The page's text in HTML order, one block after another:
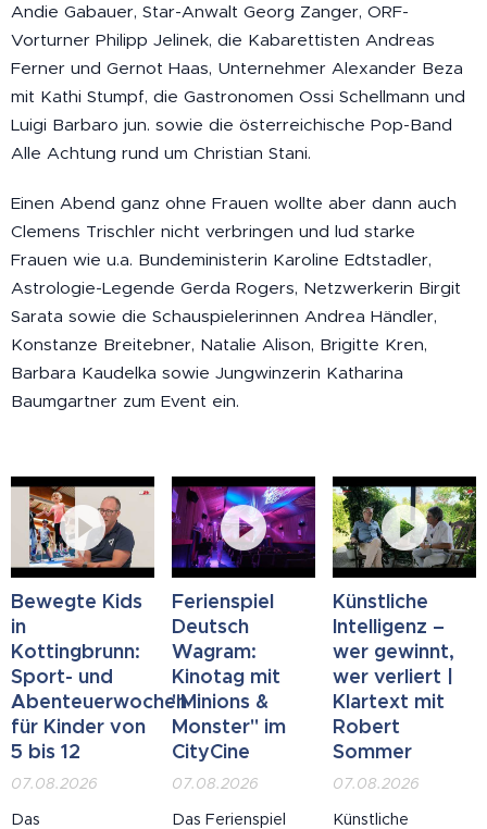
Andie Gabauer, Star-Anwalt Georg Zanger, ORF-
Vorturner Philipp Jelinek, die Kabarettisten Andreas
Ferner und Gernot Haas, Unternehmer Alexander Beza
mit Kathi Stumpf, die Gastronomen Ossi Schellmann und
Luigi Barbaro jun. sowie die österreichische Pop-Band
Alle Achtung rund um Christian Stani.
Einen Abend ganz ohne Frauen wollte aber dann auch
Clemens Trischler nicht verbringen und lud starke
Frauen wie u.a. Bundeministerin Karoline Edtstadler,
Astrologie-Legende Gerda Rogers, Netzwerkerin Birgit
Sarata sowie die Schauspielerinnen Andrea Händler,
Konstanze Breitebner, Natalie Alison, Brigitte Kren,
Barbara Kaudelka sowie Jungwinzerin Katharina
Baumgartner zum Event ein.
Bewegte Kids
in
Kottingbrunn:
Sport- und
Abenteuerwochen
für Kinder von
5 bis 12
07.08.2026
Das
Ferienspiel
Deutsch
Wagram:
Kinotag mit
"Minions &
Monster" im
CityCine
07.08.2026
Das Ferienspiel
Künstliche
Intelligenz –
wer gewinnt,
wer verliert |
Klartext mit
Robert
Sommer
07.08.2026
Künstliche